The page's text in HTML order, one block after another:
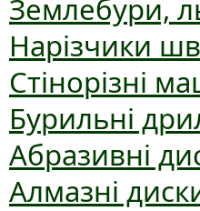
Землебури,
Нарізчики
Стінорізні
Бурильні
Абразивні
Алмазні